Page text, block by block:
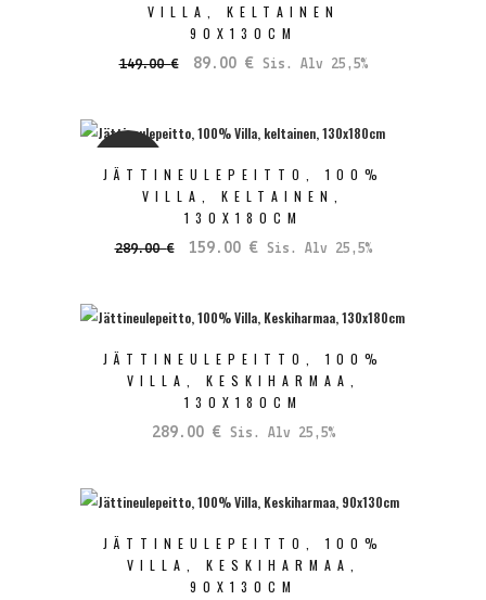
VILLA, KELTAINEN
90X130CM
149.00€
Alkuperäinen
149.00 €.
89.00 €Nykyinen
89.00 €.
Sis. Alv 25,5%
SALE
JÄTTINEULEPEITTO, 100%
VILLA, KELTAINEN,
130X180CM
289.00€
Alkuperäinen
289.00 €.
159.00 €Nykyinen
159.00 €.
Sis. Alv 25,5%
JÄTTINEULEPEITTO, 100%
VILLA, KESKIHARMAA,
130X180CM
289.00 € Sis. Alv 25,5%
JÄTTINEULEPEITTO, 100%
VILLA, KESKIHARMAA,
90X130CM